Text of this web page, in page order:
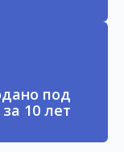
под
10 лет